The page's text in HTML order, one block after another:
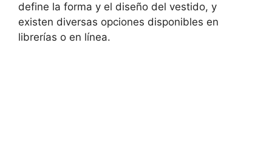
define la forma y el diseño del vestido, y⁢
existen diversas opciones disponibles en
librerías ⁤o en⁣ línea.